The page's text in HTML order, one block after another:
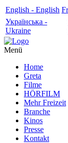
English - English
Українська -
Ukraine
Menü
Home
Greta
Filme
HÖRFILM
Mehr Freizeit
Branche
Kinos
Presse
Kontakt